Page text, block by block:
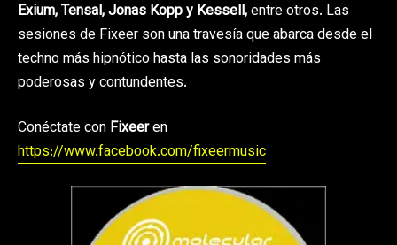
Exium, Tensal, Jonas Kopp y Kessell,entre otros. Las
sesiones de Fixeer son una travesía que abarca desde el
techno más hipnótico hasta las sonoridades más
poderosas y contundentes.
Conéctate con Fixeeren
https://www.facebook.com/fixeermusic